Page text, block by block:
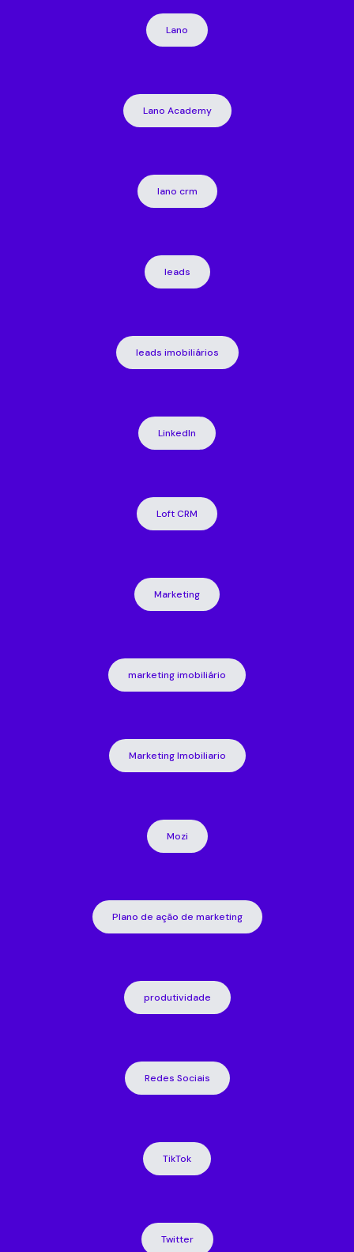
Lano
Lano Academy
lano crm
leads
leads imobiliários
LinkedIn
Loft CRM
Marketing
marketing imobiliário
Marketing Imobiliario
Mozi
Plano de ação de marketing
produtividade
Redes Sociais
TikTok
Twitter